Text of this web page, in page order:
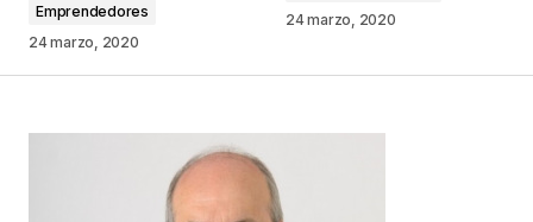
Comentario
Emprendedores
24 marzo, 2020
24 marzo, 2020